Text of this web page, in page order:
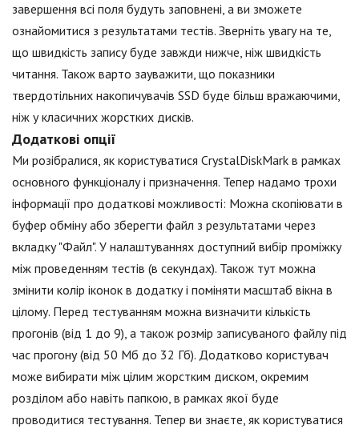
завершення всі поля будуть заповнені, а ви зможете
ознайомитися з результатами тестів. Зверніть увагу на те,
що швидкість запису буде завжди нижче, ніж швидкість
читання. Також варто зауважити, що показники
твердотільних накопичувачів SSD буде більш вражаючими,
ніж у класичних жорстких дисків.
Додаткові опції
Ми розібралися, як користуватися CrystalDiskMark в рамках
основного функціоналу і призначення. Тепер надамо трохи
інформації про додаткові можливості: Можна скопіювати в
буфер обміну або зберегти файл з результатами через
вкладку "Файл". У налаштуваннях доступний вибір проміжку
між проведенням тестів (в секундах). Також тут можна
змінити колір іконок в додатку і поміняти масштаб вікна в
цілому. Перед тестуванням можна визначити кількість
прогонів (від 1 до 9), а також розмір записуваного файлу під
час прогону (від 50 Мб до 32 Гб). Додатково користувач
може вибирати між цілим жорстким диском, окремим
розділом або навіть папкою, в рамках якої буде
проводитися тестування. Тепер ви знаєте, як користуватися